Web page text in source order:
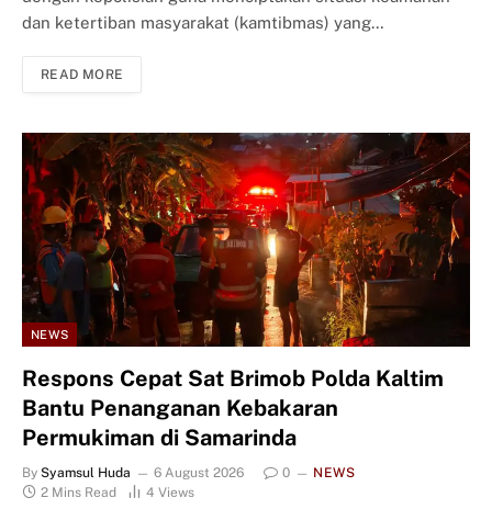
dan ketertiban masyarakat (kamtibmas) yang…
READ MORE
NEWS
Respons Cepat Sat Brimob Polda Kaltim
Bantu Penanganan Kebakaran
Permukiman di Samarinda
By Syamsul Huda 6 August 2026 0
NEWS
2 Mins Read
4 Views